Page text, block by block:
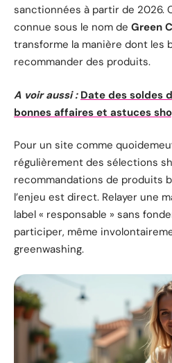
sanctionnées à partir de 2026.
connue sous le nom de Green
transforme la manière dont les
recommander des produits.
A voir aussi : Date des soldes
bonnes affaires et astuces
Pour un site comme
régulièrement des sélections
recommandations de produits
l’enjeu est direct. Relayer une
label « responsable » sans
participer, même
greenwashing.